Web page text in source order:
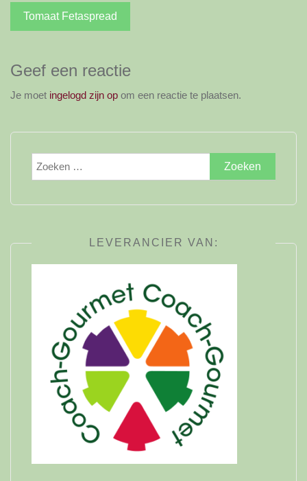
Bericht
navigatie
Tomaat Fetaspread
Geef een reactie
Je moet ingelogd zijn op om een reactie te plaatsen.
Zoeken
naar:
LEVERANCIER VAN: